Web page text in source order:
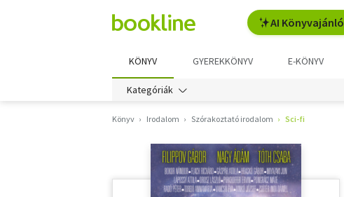
AI Könyvajánló
KÖNYV GYEREKKÖNYV E-KÖNYV
Kategóriák
Könyv Irodalom Szórakoztató irodalom Sci-fi